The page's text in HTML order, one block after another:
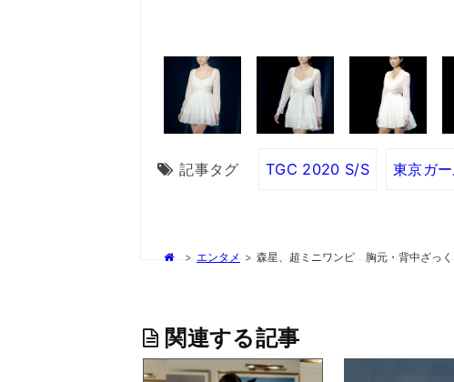
記事タグ TGC 2020 S/S 東京ガ
> エンタメ > 森星、超ミニワンピ 胸元・背中ざっく
関連する記事